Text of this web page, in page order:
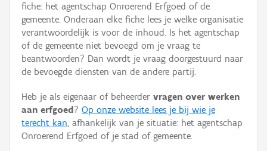
Thema
Gebeurtenis
Persoon of collectief
Hergebruik
Aanmelden
fiche: het agentschap Onroerend Erfgoed of de
gemeente. Onderaan elke fiche lees je welke organisatie
verantwoordelijk is voor de inhoud. Is het agentschap
of de gemeente niet bevoegd om je vraag te
beantwoorden? Dan wordt je vraag doorgestuurd naar
de bevoegde diensten van de andere partij.
Heb je als eigenaar of beheerder vragen over werken
aan erfgoed ? Op onze website lees je bij wie je
terecht kan, afhankelijk van je situatie: het agentschap
Onroerend Erfgoed of je stad of gemeente.